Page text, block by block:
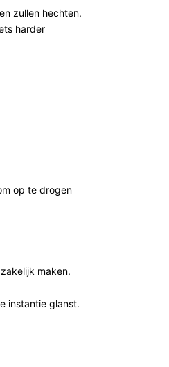
zullen hechten.
harder
op te drogen
maken.
instantie glanst.